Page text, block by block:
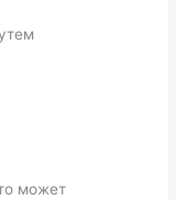
может